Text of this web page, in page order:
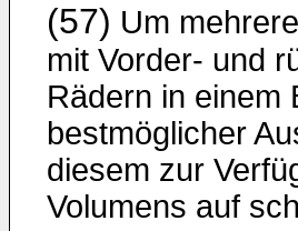
(57) Um
mit Vorder- und
Rädern in einem
bestmöglicher
diesem zur
Volumens auf